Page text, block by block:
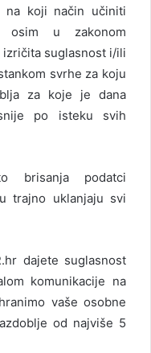
na koji način učiniti
osim u zakonom
suglasnost i/ili
svrhe za koju
za koje je dana
po isteku svih
brisanja podatci
trajno uklanjaju svi
dajete suglasnost
komunikacije na
vaše osobne
od najviše 5